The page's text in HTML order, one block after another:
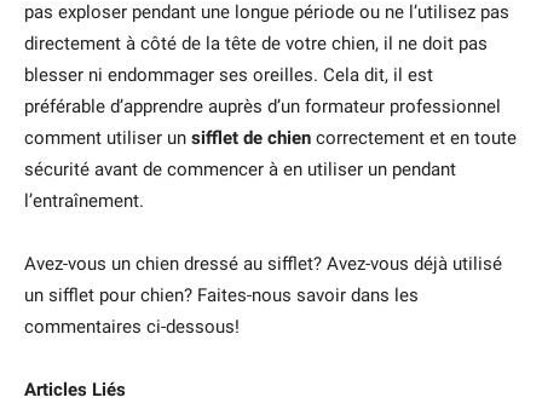
pas exploser pendant une longue période ou ne l’utilisez pas
directement à côté de la tête de votre chien, il ne doit pas
blesser ni endommager ses oreilles. Cela dit, il est
préférable d’apprendre auprès d’un formateur professionnel
comment utiliser un sifflet de chien correctement et en toute
sécurité avant de commencer à en utiliser un pendant
l’entraînement.
Avez-vous un chien dressé au sifflet? Avez-vous déjà utilisé
un sifflet pour chien? Faites-nous savoir dans les
commentaires ci-dessous!
Articles Liés